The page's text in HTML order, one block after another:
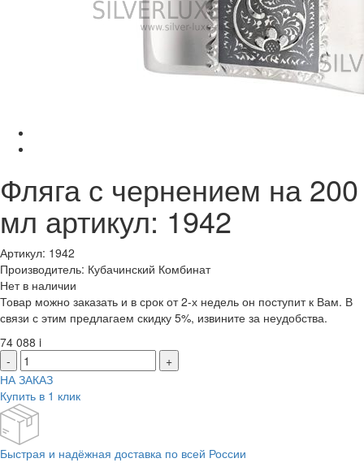
Фляга с чернением на 200
мл артикул: 1942
Артикул: 1942
Производитель: Кубачинский Комбинат
Нет в наличии
Товар можно заказать и в срок от 2-х недель он поступит к Вам. В
связи с этим предлагаем скидку 5%, извините за неудобства.
74 088 i
-
+
НА ЗАКАЗ
Купить в 1 клик
Быстрая и надёжная доставка по всей России